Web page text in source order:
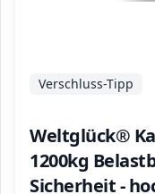
Weltglück®
1200kg
Sicherheit -
Verschluss-Tipp